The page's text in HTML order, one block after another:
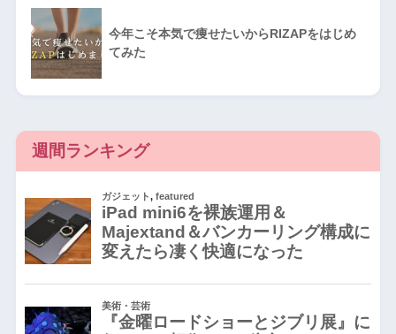
今年こそ本気で痩せたいからRIZAPをはじめ
てみた
週間ランキング